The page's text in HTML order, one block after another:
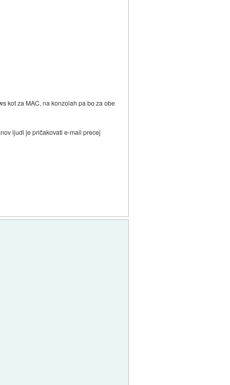
kot za MAC, na konzolah pa bo za obe
ljudi je pričakovati e-mail precej